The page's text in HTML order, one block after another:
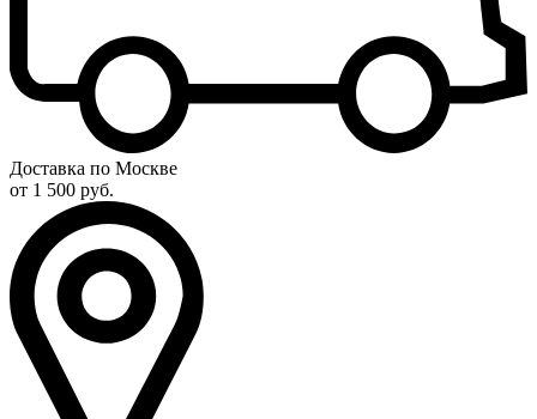
Доставка по Москве
от 1 500 руб.